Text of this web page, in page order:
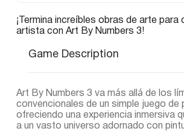
¡Termina increíbles obras de arte para
artista con Art By Numbers 3!
Game Description
Art By Numbers 3 va más allá de los
convencionales de un simple juego de
ofreciendo una experiencia inmersiva
a un vasto universo adornado con